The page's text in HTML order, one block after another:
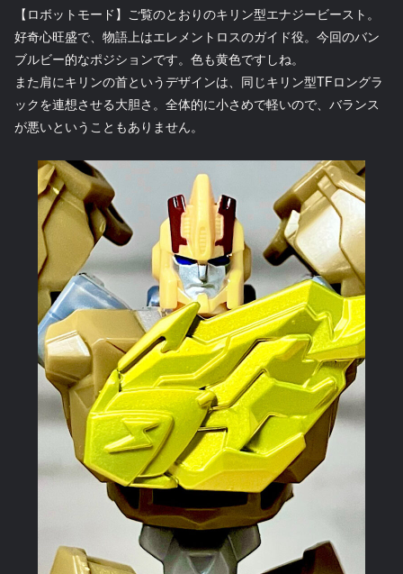
【ロボットモード】ご覧のとおりのキリン型エナジービースト。
好奇心旺盛で、物語上はエレメントロスのガイド役。今回のバン
ブルビー的なポジションです。色も黄色ですしね。
また肩にキリンの首というデザインは、同じキリン型TFロングラ
ックを連想させる大胆さ。全体的に小さめで軽いので、バランス
が悪いということもありません。